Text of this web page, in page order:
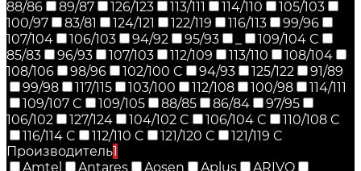
88/86
89/87 126/123 113/111 114/110
105/103
100/97
83/81 124/121 122/119 116/113
99/96
107/104
106/103 94/92 95/93
109/104 C
85/83
96/93 107/103 112/109 113/110
108/104
108/106
98/96 102/100 C 94/93 125/122
91/89
99/98
117/115 103/100 112/108 100/98
114/111
109/107 C
109/105 88/85 86/84
97/95
106/102
127/124 104/102 C 106/104 C
110/108 C
116/114 C
112/110 C 121/120 C
121/119 C
Производитель1
Amtel
Antares Aosen Aplus
ARIVO